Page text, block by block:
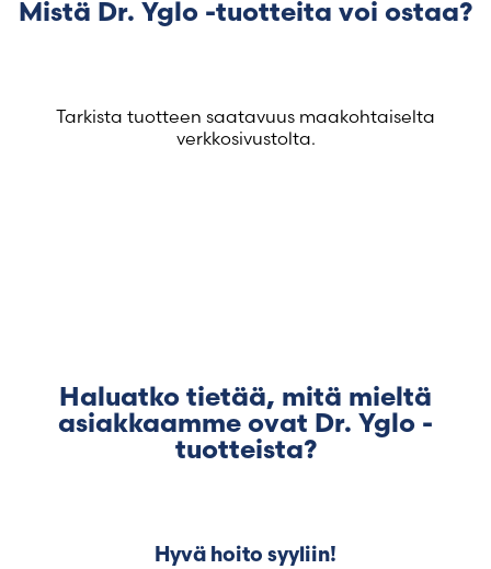
Mistä Dr. Yglo -tuotteita voi ostaa?
Tarkista tuotteen saatavuus maakohtaiselta
verkkosivustolta.
Haluatko tietää, mitä mieltä
asiakkaamme ovat Dr. Yglo -
tuotteista?
Hyvä hoito syyliin!